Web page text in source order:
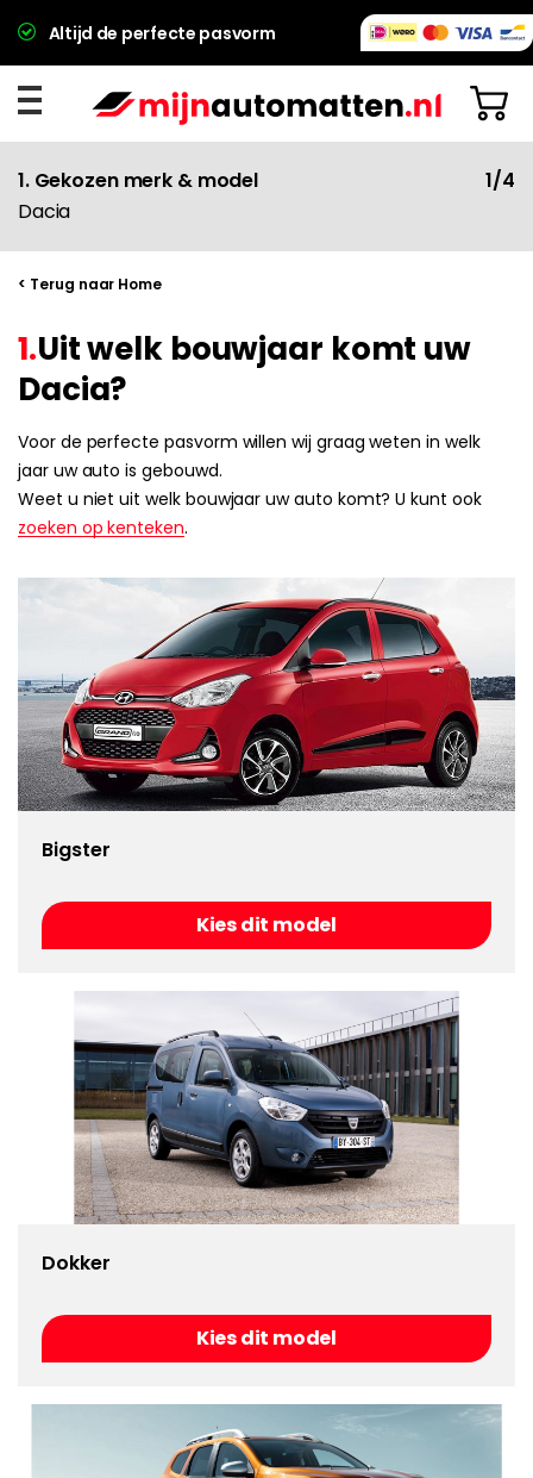
Altijd de perfecte pasvorm
1. Gekozen merk & model
Dacia
1/4
< Terug naar Home
1.Uit welk bouwjaar komt uw
Dacia?
Voor de perfecte pasvorm willen wij graag weten in welk
jaar uw auto is gebouwd.
Weet u niet uit welk bouwjaar uw auto komt? U kunt ook
zoeken op kenteken.
Bigster
Kies dit model
Dokker
Kies dit model